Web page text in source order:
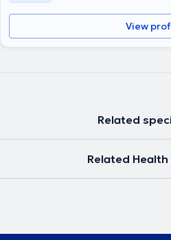
View
Related
Related